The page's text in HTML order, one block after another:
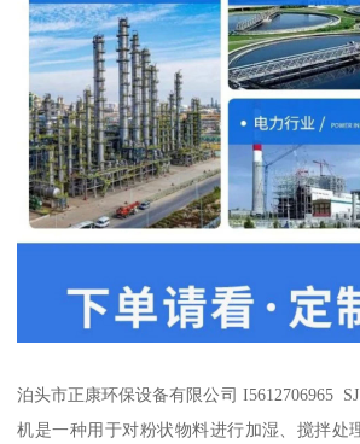
泊头市正康环保设备有限公司 I5612706965
机是一种用于对粉状物料进行加湿、搅拌处